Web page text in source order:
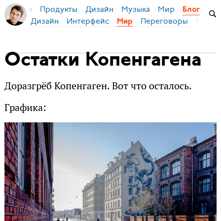
Бирман Продукты Дизайн Музыка Мир Блог
Дизайн Интерфейс Мир Переговоры
Остатки Копенгагена
Доразгрёб Копенгаген. Вот что осталось.
Графика: